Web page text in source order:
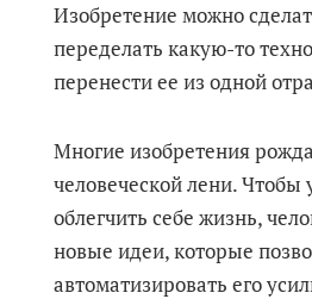
Изобретение можно
переделать какую-то
перенести ее из одной
Многие изобретения
человеческой лени. Чтобы
облегчить себе жизнь,
новые идеи, которые
автоматизировать его